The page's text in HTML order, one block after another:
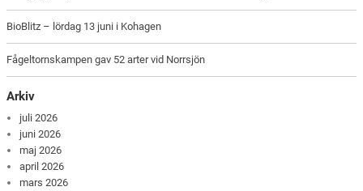
BioBlitz – lördag 13 juni i Kohagen
Fågeltornskampen gav 52 arter vid Norrsjön
Arkiv
juli 2026
juni 2026
maj 2026
april 2026
mars 2026